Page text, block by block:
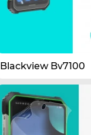
Blackview Bv7100